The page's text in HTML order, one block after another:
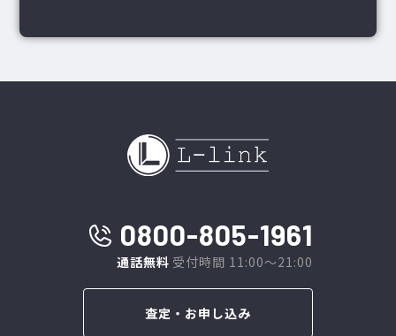
0800-805-1961
通話無料 受付時間 11:00～21:00
査定・お申し込み